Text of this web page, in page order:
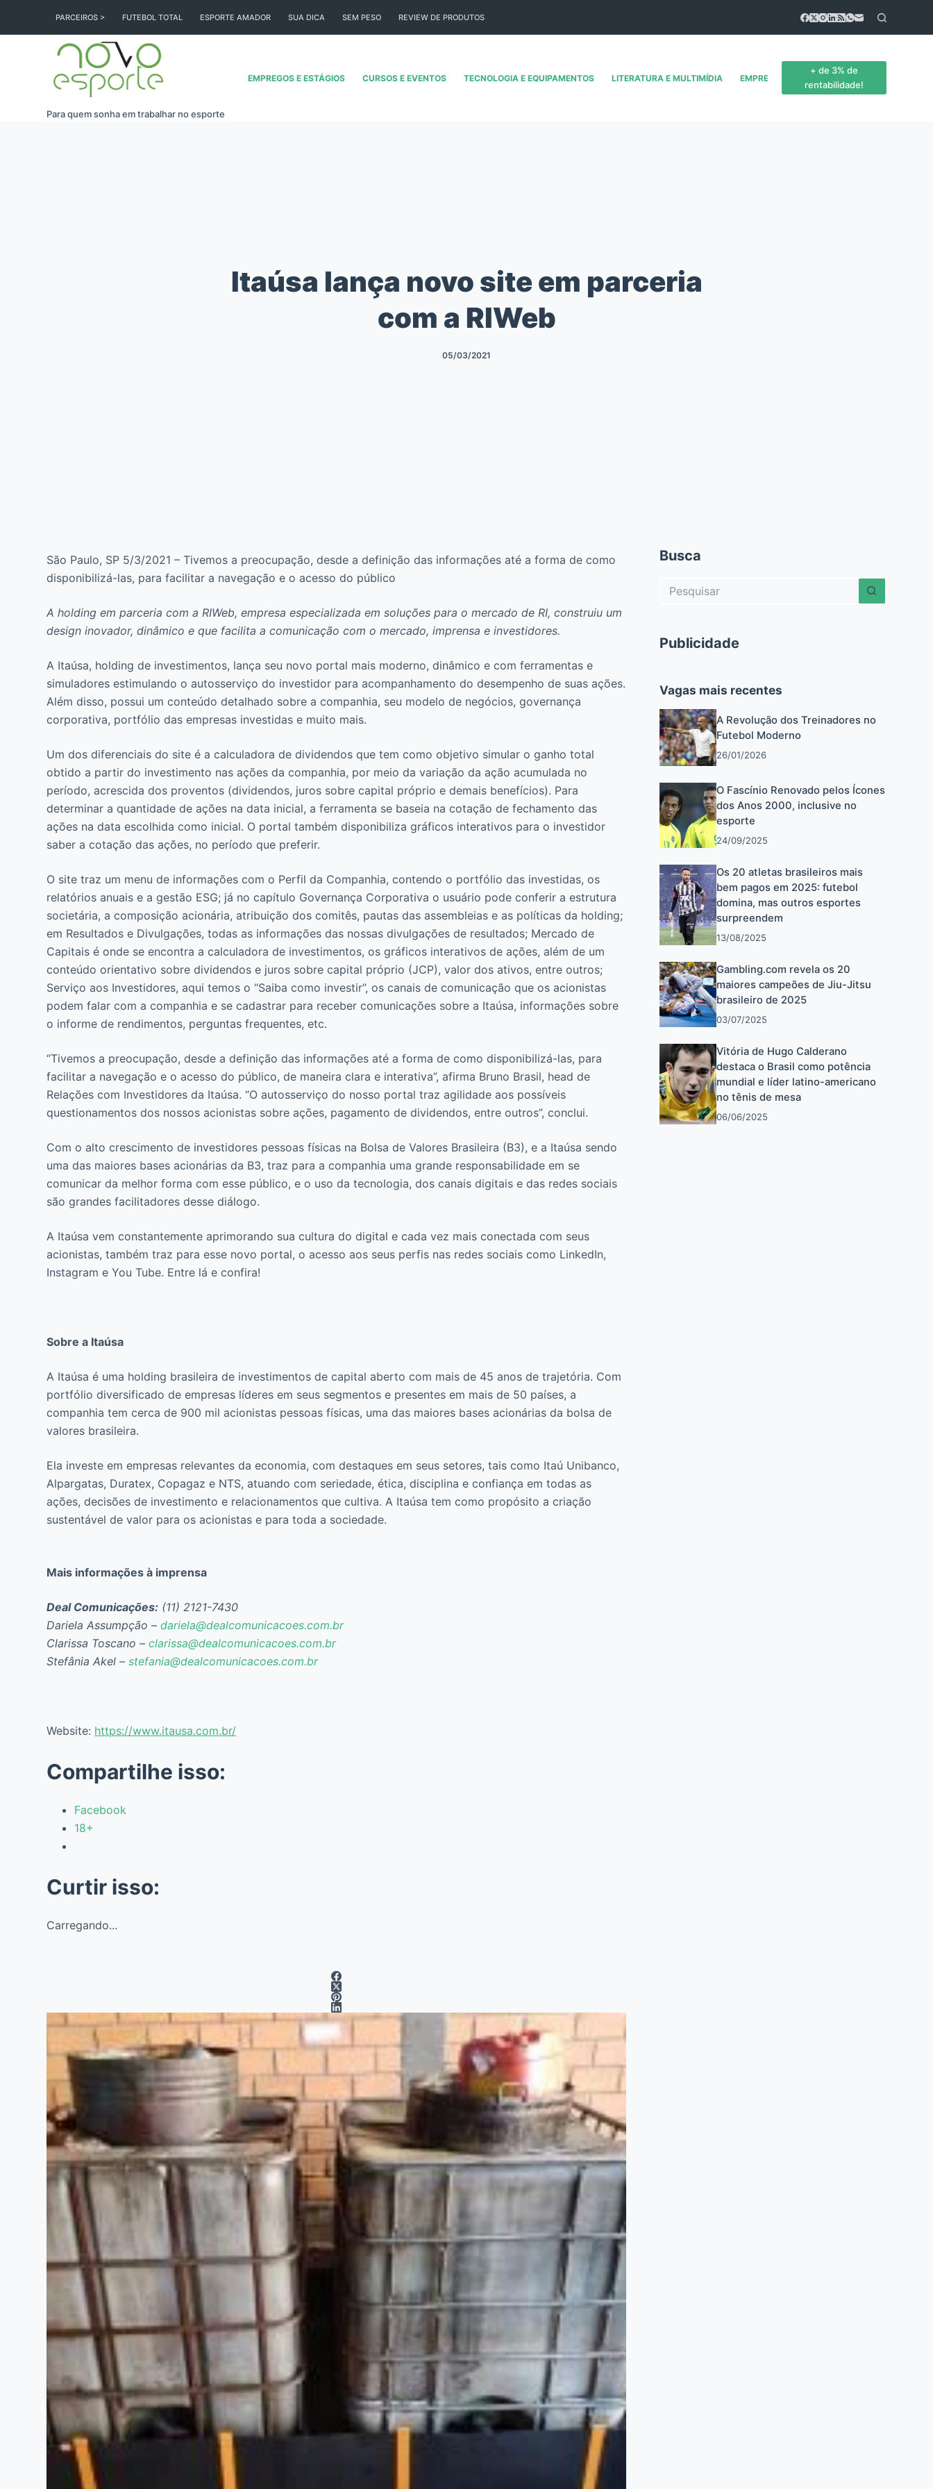
PARCEIROS > FUTEBOL TOTAL ESPORTE AMADOR SUA DICA SEM PESO REVIEW DE PRODUTOS
Para quem sonha em trabalhar no esporte
EMPREGOS E ESTÁGIOS CURSOS E EVENTOS TECNOLOGIA E EQUIPAMENTOS LITERATURA E MULTIMÍDIA EMPREENDEDORISMO
+ de 3% de
rentabilidade!
Itaúsa lança novo site em parceria
com a RIWeb
05/03/2021
São Paulo, SP 5/3/2021 – Tivemos a preocupação, desde a definição das informações até a forma de como
disponibilizá-las, para facilitar a navegação e o acesso do público
A holding em parceria com a RIWeb, empresa especializada em soluções para o mercado de RI, construiu um
design inovador, dinâmico e que facilita a comunicação com o mercado, imprensa e investidores.
A Itaúsa, holding de investimentos, lança seu novo portal mais moderno, dinâmico e com ferramentas e
simuladores estimulando o autosserviço do investidor para acompanhamento do desempenho de suas ações.
Além disso, possui um conteúdo detalhado sobre a companhia, seu modelo de negócios, governança
corporativa, portfólio das empresas investidas e muito mais.
Um dos diferenciais do site é a calculadora de dividendos que tem como objetivo simular o ganho total
obtido a partir do investimento nas ações da companhia, por meio da variação da ação acumulada no
período, acrescida dos proventos (dividendos, juros sobre capital próprio e demais benefícios). Para
determinar a quantidade de ações na data inicial, a ferramenta se baseia na cotação de fechamento das
ações na data escolhida como inicial. O portal também disponibiliza gráficos interativos para o investidor
saber a cotação das ações, no período que preferir.
O site traz um menu de informações com o Perfil da Companhia, contendo o portfólio das investidas, os
relatórios anuais e a gestão ESG; já no capítulo Governança Corporativa o usuário pode conferir a estrutura
societária, a composição acionária, atribuição dos comitês, pautas das assembleias e as políticas da holding;
em Resultados e Divulgações, todas as informações das nossas divulgações de resultados; Mercado de
Capitais é onde se encontra a calculadora de investimentos, os gráficos interativos de ações, além de um
conteúdo orientativo sobre dividendos e juros sobre capital próprio (JCP), valor dos ativos, entre outros;
Serviço aos Investidores, aqui temos o “Saiba como investir”, os canais de comunicação que os acionistas
podem falar com a companhia e se cadastrar para receber comunicações sobre a Itaúsa, informações sobre
o informe de rendimentos, perguntas frequentes, etc.
“Tivemos a preocupação, desde a definição das informações até a forma de como disponibilizá-las, para
facilitar a navegação e o acesso do público, de maneira clara e interativa”, afirma Bruno Brasil, head de
Relações com Investidores da Itaúsa. “O autosserviço do nosso portal traz agilidade aos possíveis
questionamentos dos nossos acionistas sobre ações, pagamento de dividendos, entre outros”, conclui.
Com o alto crescimento de investidores pessoas físicas na Bolsa de Valores Brasileira (B3), e a Itaúsa sendo
uma das maiores bases acionárias da B3, traz para a companhia uma grande responsabilidade em se
comunicar da melhor forma com esse público, e o uso da tecnologia, dos canais digitais e das redes sociais
são grandes facilitadores desse diálogo.
A Itaúsa vem constantemente aprimorando sua cultura do digital e cada vez mais conectada com seus
acionistas, também traz para esse novo portal, o acesso aos seus perfis nas redes sociais como LinkedIn,
Instagram e You Tube. Entre lá e confira!
Sobre a Itaúsa
A Itaúsa é uma holding brasileira de investimentos de capital aberto com mais de 45 anos de trajetória. Com
portfólio diversificado de empresas líderes em seus segmentos e presentes em mais de 50 países, a
companhia tem cerca de 900 mil acionistas pessoas físicas, uma das maiores bases acionárias da bolsa de
valores brasileira.
Ela investe em empresas relevantes da economia, com destaques em seus setores, tais como Itaú Unibanco,
Alpargatas, Duratex, Copagaz e NTS, atuando com seriedade, ética, disciplina e confiança em todas as
ações, decisões de investimento e relacionamentos que cultiva. A Itaúsa tem como propósito a criação
sustentável de valor para os acionistas e para toda a sociedade.
Mais informações à imprensa
Deal Comunicações: (11) 2121-7430
Dariela Assumpção –dariela@dealcomunicacoes.com.br
Clarissa Toscano –clarissa@dealcomunicacoes.com.br
Stefânia Akel –stefania@dealcomunicacoes.com.br
Website: https://www.itausa.com.br/
Compartilhe isso:
Facebook
18+
Curtir isso:
Carregando...
Busca
Sem
Publicidade
Vagas mais recentes
A Revolução dos Treinadores no
Futebol Moderno
26/01/2026
O Fascínio Renovado pelos Ícones
dos Anos 2000, inclusive no
esporte
24/09/2025
Os 20 atletas brasileiros mais
bem pagos em 2025: futebol
domina, mas outros esportes
surpreendem
13/08/2025
Gambling.com revela os 20
maiores campeões de Jiu-Jitsu
brasileiro de 2025
03/07/2025
Vitória de Hugo Calderano
destaca o Brasil como potência
mundial e líder latino-americano
no tênis de mesa
06/06/2025